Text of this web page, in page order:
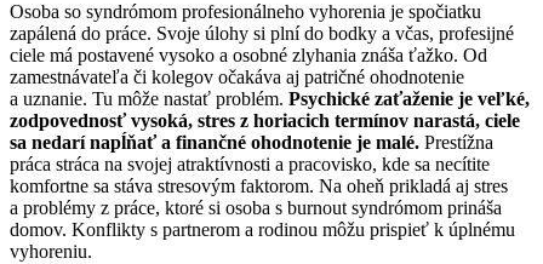
Osoba so syndrómom profesionálneho vyhorenia je spočiatku
zapálená do práce. Svoje úlohy si plní do bodky a včas, profesijné
ciele má postavené vysoko a osobné zlyhania znáša ťažko. Od
zamestnávateľa či kolegov očakáva aj patričné ohodnotenie
a uznanie. Tu môže nastať problém. Psychické zaťaženie je veľké,
zodpovednosť vysoká, stres z horiacich termínov narastá, ciele
sa nedarí napĺňať a finančné ohodnotenie je malé. Prestížna
práca stráca na svojej atraktívnosti a pracovisko, kde sa necítite
komfortne sa stáva stresovým faktorom. Na oheň prikladá aj stres
a problémy z práce, ktoré si osoba s burnout syndrómom prináša
domov. Konflikty s partnerom a rodinou môžu prispieť k úplnému
vyhoreniu.